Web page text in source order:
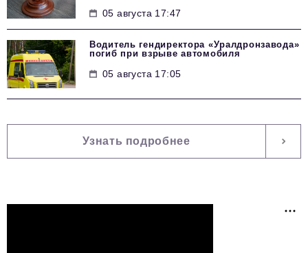
05 августа 17:47
Водитель гендиректора «Уралдронзавода»
погиб при взрыве автомобиля
05 августа 17:05
Узнать подробнее